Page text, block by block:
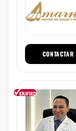
CONTACTAR